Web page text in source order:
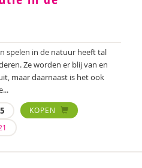
spelen in de natuur heeft tal
Ze worden er blij van en
maar daarnaast is het ook
KOPEN